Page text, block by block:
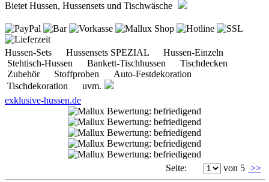
Bietet Hussen, Hussensets und Tischwäsche
Hussen-Sets Hussensets SPEZIAL Hussen-Einzeln
Stehtisch-Hussen Bankett-Tischhussen Tischdecken
Zubehör Stoffproben Auto-Festdekoration
Tischdekoration uvm.
exklusive-hussen.de
Seite: von 5 >>